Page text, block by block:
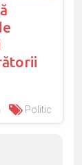
Politic